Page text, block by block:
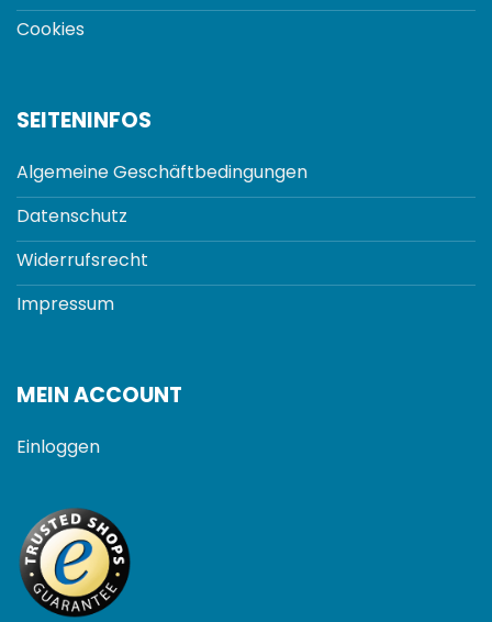
Cookies
SEITENINFOS
Algemeine Geschäftbedingungen
Datenschutz
Widerrufsrecht
Impressum
MEIN ACCOUNT
Einloggen